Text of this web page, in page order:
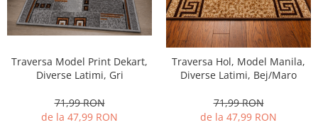
Traversa Model Print Dekart,
Diverse Latimi, Gri
71,99 RON
de la 47,99 RON
Traversa Hol, Model Manila,
Diverse Latimi, Bej/Maro
71,99 RON
de la 47,99 RON